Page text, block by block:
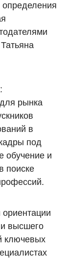
рынка
в
под
обучение и
поиске
высшего
ключевых